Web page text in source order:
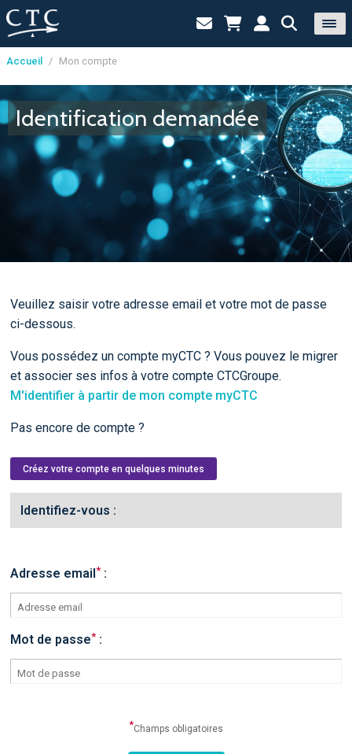
Panneau de gestion des cookies
Accueil / Mon compte
Identification demandée
Veuillez saisir votre adresse email et votre mot de passe
ci-dessous.
Vous possédez un compte myCTC ? Vous pouvez le migrer
et associer ses infos à votre compte CTCGroupe.
M'identifier à partir de mon compte myCTC
Pas encore de compte ?
Créez votre compte en quelques minutes
Identifiez-vous :
Adresse email*:
Mot de passe*:
*Champs obligatoires